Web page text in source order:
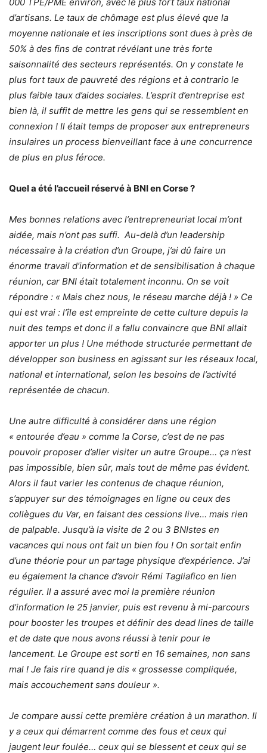
d’artisans. Le taux de chômage est plus élevé que la
moyenne nationale et les inscriptions sont dues à près de
50% à des fins de contrat révélant une très forte
saisonnalité des secteurs représentés. On y constate le
plus fort taux de pauvreté des régions et à contrario le
plus faible taux d’aides sociales. L’esprit d’entreprise est
bien là, il suffit de mettre les gens qui se ressemblent en
connexion ! Il était temps de proposer aux entrepreneurs
insulaires un process bienveillant face à une concurrence
de plus en plus féroce.
Quel a été l’accueil réservé à BNI en Corse ?
Mes bonnes relations avec l’entrepreneuriat local m’ont
aidée, mais n’ont pas suffi. Au-delà d’un leadership
nécessaire à la création d’un Groupe, j’ai dû faire un
énorme travail d’information et de sensibilisation à chaque
réunion, car BNI était totalement inconnu. On se voit
répondre : « Mais chez nous, le réseau marche déjà ! » Ce
qui est vrai : l’île est empreinte de cette culture depuis la
nuit des temps et donc il a fallu convaincre que BNI allait
apporter un plus ! Une méthode structurée permettant de
développer son business en agissant sur les réseaux local,
national et international, selon les besoins de l’activité
représentée de chacun.
Une autre difficulté à considérer dans une région
« entourée d’eau » comme la Corse, c’est de ne pas
pouvoir proposer d’aller visiter un autre Groupe… ça n’est
pas impossible, bien sûr, mais tout de même pas évident.
Alors il faut varier les contenus de chaque réunion,
s’appuyer sur des témoignages en ligne ou ceux des
collègues du Var, en faisant des cessions live… mais rien
de palpable. Jusqu’à la visite de 2 ou 3 BNIstes en
vacances qui nous ont fait un bien fou ! On sortait enfin
d’une théorie pour un partage physique d’expérience. J’ai
eu également la chance d’avoir Rémi Tagliafico en lien
régulier. Il a assuré avec moi la première réunion
d’information le 25 janvier, puis est revenu à mi-parcours
pour booster les troupes et définir des dead lines de taille
et de date que nous avons réussi à tenir pour le
lancement. Le Groupe est sorti en 16 semaines, non sans
mal ! Je fais rire quand je dis « grossesse compliquée,
mais accouchement sans douleur ».
Je compare aussi cette première création à un marathon. Il
y a ceux qui démarrent comme des fous et ceux qui
jaugent leur foulée… ceux qui se blessent et ceux qui se